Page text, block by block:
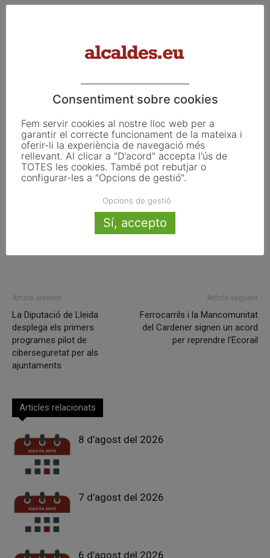
esdevenir un nou estat. Una hora després de la seva
suspengueren l’autogovern de Catalunya, cessant-ne el
mesures i la manca de reconeixement originaren que la
República no s’arribés a implementar.
Article anterior
La Diputació de Lleida
desplega els primers
programes pilot de
ciberseguretat per als
ajuntaments
Article següent
Ferrocarrils i la Mancomunitat
del Cardener signen un acord
per reprendre l’Ecorail
Articles relacionats
8 d’agost del 2026
7 d’agost del 2026
6 d’agost del 2026
Consentiment sobre cookies
Fem servir cookies al nostre lloc web per a
garantir el correcte funcionament de la mateixa i
oferir-li la experiència de navegació més
rellevant. Al clicar a "D'acord" accepta l'ús de
TOTES les cookies. També pot rebutjar o
configurar-les a "Opcions de gestió".
Opcions de gestió
Sí, accepto